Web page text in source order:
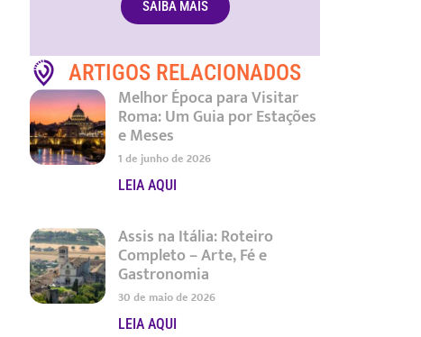
SAIBA MAIS
ARTIGOS RELACIONADOS
Melhor Época para Visitar
Roma: Um Guia por Estações
e Meses
1 de junho de 2026
LEIA AQUI
Assis na Itália: Roteiro
Completo – Arte, Fé e
Gastronomia
30 de maio de 2026
LEIA AQUI